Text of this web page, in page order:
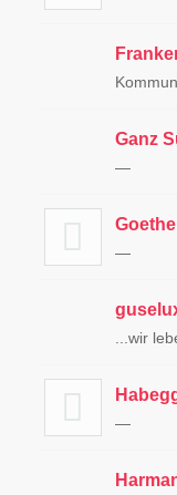
Ganz
—
—
...wir
—